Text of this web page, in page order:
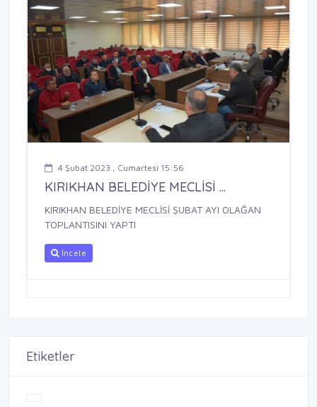
4 Şubat 2023 , Cumartesi 15:56
KIRIKHAN BELEDİYE MECLİSİ ...
KIRIKHAN BELEDİYE MECLİSİ ŞUBAT AYI OLAĞAN
TOPLANTISINI YAPTI
İncele
Etiketler